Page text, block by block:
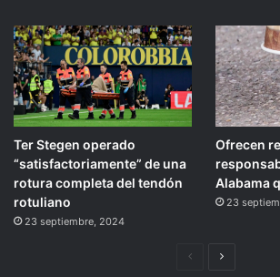
Ter Stegen operado
“satisfactoriamente” de una
rotura completa del tendón
rotuliano
23 septiembre, 2024
Ofrecen
Alabama
23
PáginaSiguiente